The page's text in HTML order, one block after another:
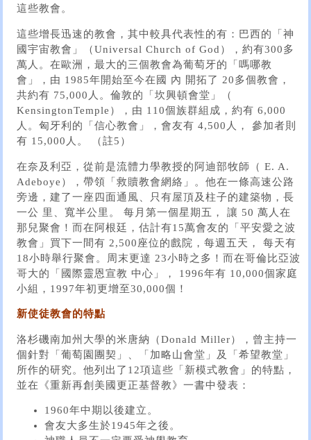
這些教會。
這些增長迅速的教會，其中較具代表性的有：巴西的「神
國宇宙教會」（Universal Church of God），約有300多
萬人。在歐洲，最大的三個教會為葡萄牙的「嗎哪教
會」，由 1985年開始至今在國 內 開拓了 20多個教會，
共約有 75,000人。倫敦的「坎興頓會堂」（
KensingtonTemple），由 110個族群組成，約有 6,000
人。匈牙利的「信心教會」，會友有 4,500人， 參加者則
有 15,000人。 （註5）
在奈及利亞，從前是流體力學教授的阿迪部牧師（ E. A.
Adeboye），帶領「救贖教會網絡」。他在一條高速公路
旁邊，建了一座四面通風、只有屋頂及柱子的建築物，長
一公 里、寬半公里。 每月第一個星期五， 讓 50 萬人在
那兒聚會！而在阿根廷，估計有15萬會友的「平安愛之波
教會」買下一間有 2,500座位的戲院，每週五天， 每天有
18小時舉行聚會。周末更達 23小時之多！而在哥倫比亞波
哥大的「國際靈恩宣教 中心」， 1996年有 10,000個家庭
小組，1997年初更增至30,000個！
新使徒教會的特點
洛杉磯南加州大學的米唐納（Donald Miller），曾主持一
個針對「葡萄園團契」、「加略山會堂」及「希望教堂」
所作的研究。他列出了12項這些「新模式教會」的特點，
並在《重新再創美國更正基督教》一書中發表：
1960年中期以後建立。
會友大多生於1945年之後。